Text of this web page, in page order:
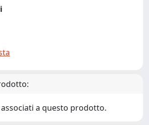
a questo prodotto.